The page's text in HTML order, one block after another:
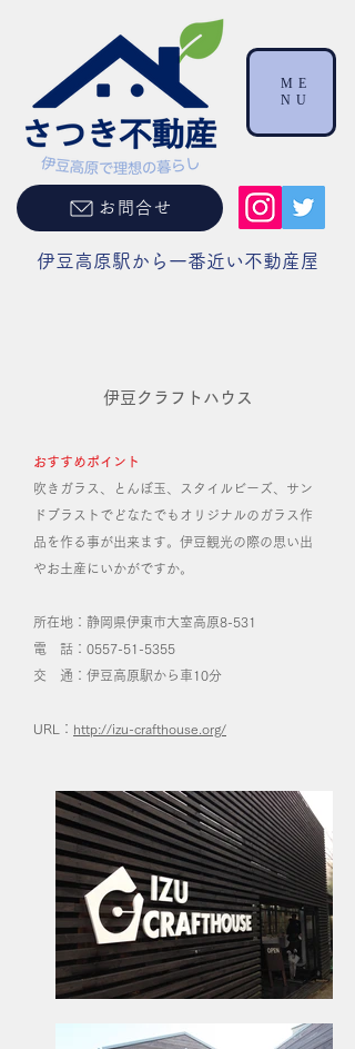
伊豆高原駅から一番近い不動産屋
お問合せ
ME
NU
伊豆クラフトハウス
おすすめポイント
吹きガラス、とんぼ玉、スタイルビーズ、サン
ドブラストでどなたでもオリジナルのガラス作
品を作る事が出来ます。伊豆観光の際の思い出
やお土産にいかがですか。
所在地：静岡県伊東市大室高原8-531
電 話：0557-51-5355
交 通：伊豆高原駅から車10分
URL： http://izu-crafthouse.org/